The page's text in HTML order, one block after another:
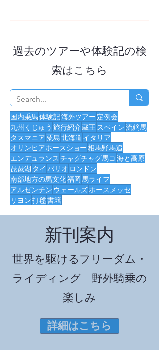
​過去のツアーや体験記の検
索はこちら
国内乗馬体験記海外ツアー 定例会
九州くじゅう 旅行紹介蔵王 スペイン流鏑馬
タスマニア粟島北海道 イタリア
オリンピアホースショー相馬野馬追
エンデュランス チャグチャグ馬コ 海と高原
琵琶湖 タイ パリオ ロンドン
南部地方の馬文化福岡馬ライフ
アルゼンチン ウェールズホースメッセ
リヨン打毬書籍
新刊案内
世界を駆けるフリーダム・
ライディング 野外騎乗の
楽しみ
詳細はこちら